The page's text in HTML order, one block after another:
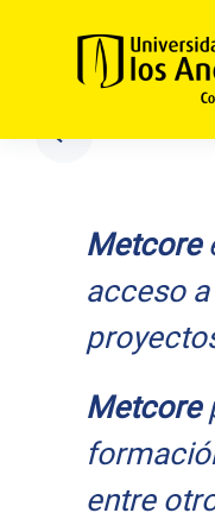
Skip to main
Metcore
acceso
Metcore
entre